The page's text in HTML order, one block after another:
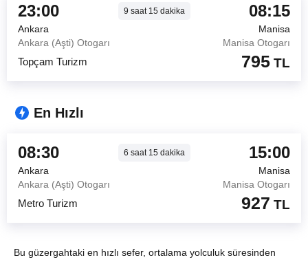
23:00 9 saat15dakika 08:15
Ankara
Manisa
Ankara (Aşti) Otogarı
Manisa Otogarı
Topçam Turizm 795 TL
En Hızlı
08:30 6 saat15dakika 15:00
Ankara
Manisa
Ankara (Aşti) Otogarı
Manisa Otogarı
Metro Turizm 927 TL
Bu güzergahtaki en hızlı sefer, ortalama yolculuk süresinden